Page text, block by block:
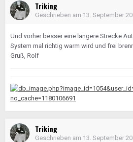
Triking
Geschrieben am 13. September
Und vorher besser eine längere Strecke
System mal richtig warm wird und frei
Gruß, Rolf
Triking
Geschrieben am 13. September